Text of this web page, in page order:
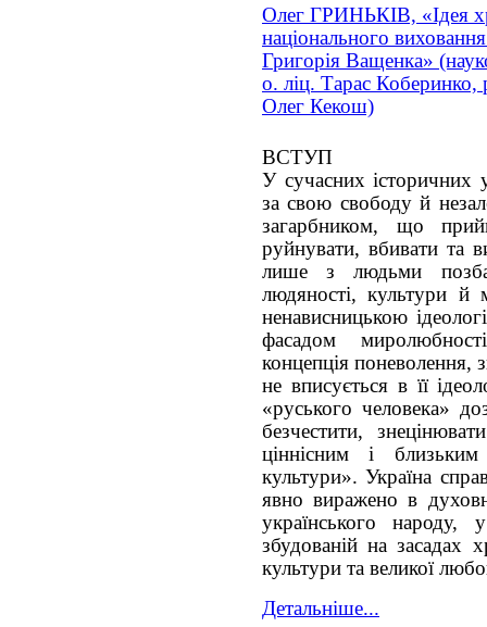
Олег ГРИНЬКІВ, «Ідея
національного
Григорія Ващенка»
о. ліц. Тарас Коберинко,
Олег Кекош)
ВСТУП
У сучасних історичних
за свою свободу й
загарбником, що
руйнувати, вбивати та
лише з людьми
людяності, культури й
ненависницькою
фасадом
концепція поневолення,
не вписується в її
«руського человека»
безчестити,
ціннісним і
культури». Україна
явно виражено в
українського народу,
збудованій на засадах
культури та великої
Детальніше...